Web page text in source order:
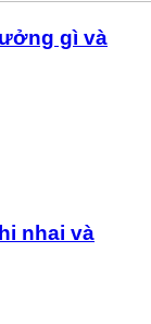
gì và
nhai và